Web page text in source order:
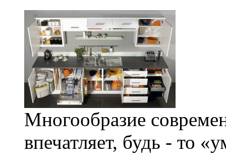
Многообразие
впечатляет, будь - то